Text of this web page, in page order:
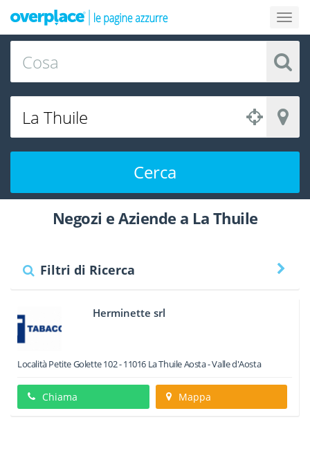
Cerca
Negozi e Aziende a La Thuile
Filtri di Ricerca
Herminette srl
Località Petite Golette 102-11016 La ThuileAosta -Valle d'Aosta
Chiama Mappa